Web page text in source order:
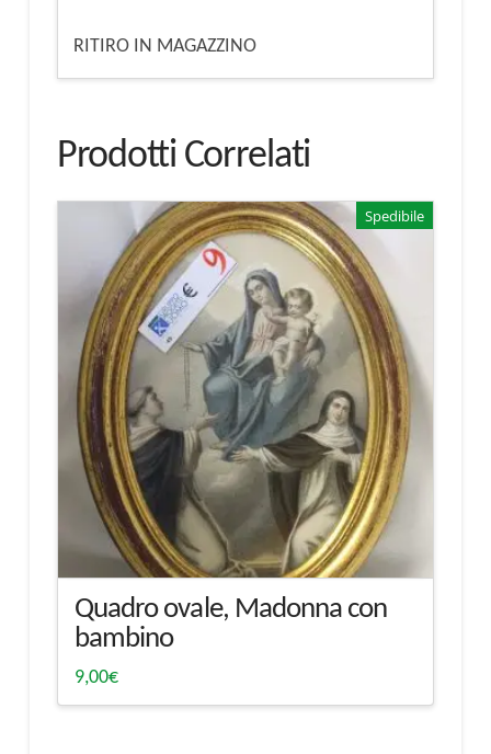
RITIRO IN MAGAZZINO
Prodotti Correlati
Spedibile
Quadro ovale, Madonna con
bambino
9,00€